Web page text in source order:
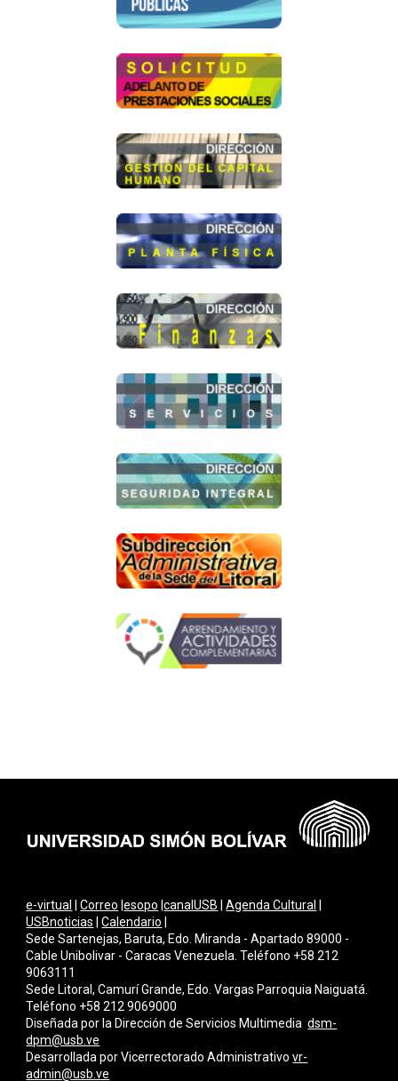
e-virtual |Correo |esopo |canalUSB |Agenda Cultural
USBnoticias |Calendario
Sede Sartenejas, Baruta, Edo. Miranda - Apartado 89000 -
Cable Unibolivar - Caracas Venezuela. Teléfono +58 212
9063111
Sede Litoral, Camurí Grande, Edo. Vargas Parroquia Naiguatá.
Teléfono +58 212 9069000
Diseñada por la Dirección de Servicios Multimediadsm-
dpm@usb.ve
Desarrollada porVicerrectorado Administrativovr-
admin@usb.ve